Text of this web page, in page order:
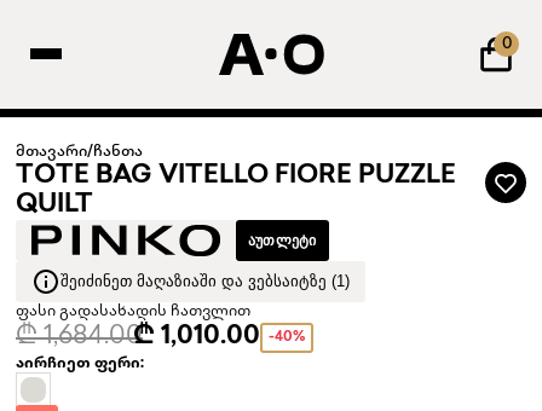
0
მთავარი/ჩანთა
TOTE BAG VITELLO FIORE PUZZLE
QUILT
ᲐᲣᲗᲚᲔᲢᲘ
ᲨᲔᲘᲫᲘᲜᲔᲗ ᲛᲐᲦᲐᲖᲘᲐᲨᲘ ᲓᲐ ᲕᲔᲑᲡᲐᲘᲢᲖᲔ (1)
ფასი გადასახადის ჩათვლით
₾ 1,684.00₾ 1,010.00 -40%
აირჩიეთ ფერი: